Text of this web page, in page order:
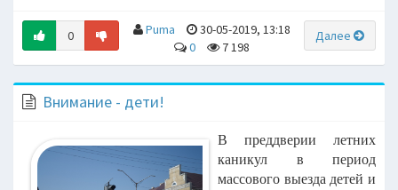
0 Далее
Puma
30-05-2019, 13:18
0
7 198
Внимание - дети!
В преддверии летних
каникул в период
массового выезда детей и